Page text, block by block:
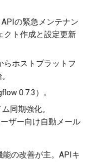
の緊急メンテナン
クト作成と設定更新
らホストプラットフ
0.7.3）。
同期強化。
ザー向け自動メール
の改善が主。APIキ